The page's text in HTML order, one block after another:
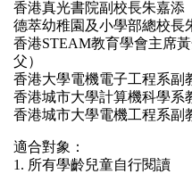
香港真光書院副校長朱嘉添
德萃幼稚園及小學部總校長
香港STEAM教育學會主席
父）
香港大學電機電子工程系副
香港城市大學計算機科學系
香港城市大學電機工程系副
適合對象：
1. 所有學齡兒童自行閱讀